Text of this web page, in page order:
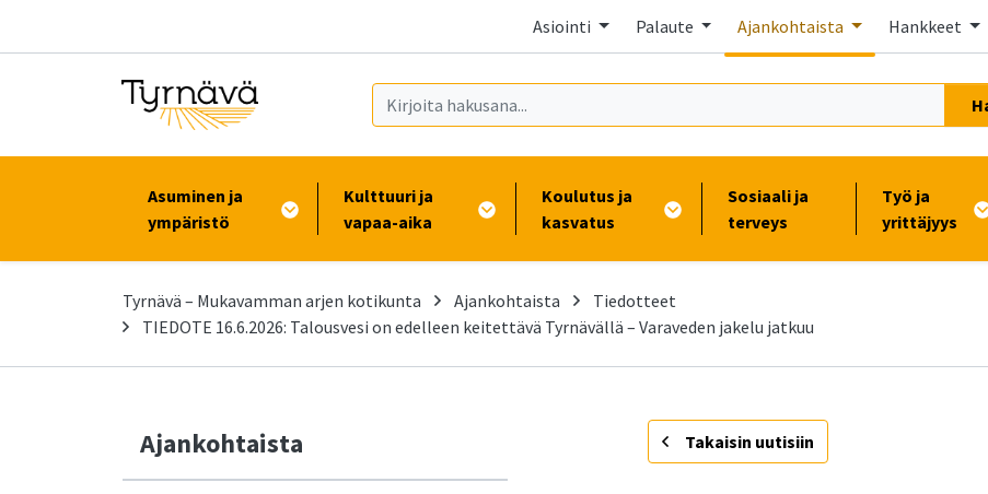
Asiointi Palaute Ajankohtaista Hankkeet
Asuminen ja
ympäristö
Kulttuuri ja
vapaa-aika
Koulutus ja
kasvatus
Sosiaali ja
terveys
Työ ja
yrittäjyys
Tyrnävä – Mukavamman arjen kotikunta Ajankohtaista
Tiedotteet
TIEDOTE 16.6.2026: Talousvesi on edelleen keitettävä Tyrnävällä – Varaveden jakelu jatkuu
Ajankohtaista - Takaisin uutisiin